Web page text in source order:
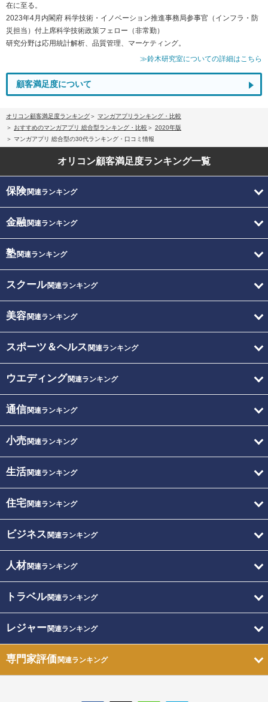
在に至る。
2023年4月内閣府 科学技術・イノベーション推進事務局参事官（インフラ・防
災担当）付上席科学技術政策フェロー（非常勤）
研究分野は応用統計解析、品質管理、マーケティング。
≫鈴木研究室についての詳細はこちら
顧客満足度について
オリコン顧客満足度ランキング
マンガアプリランキング・比較
おすすめのマンガアプリ 総合型ランキング・比較
2020年版
マンガアプリ 総合型の30代ランキング・口コミ情報
オリコン顧客満足度ランキング一覧
保険関連ランキング
金融関連ランキング
塾関連ランキング
スクール関連ランキング
美容関連ランキング
スポーツ＆ヘルス 関連ランキング
ウエディング関連ランキング
通信関連ランキング
小売関連ランキング
生活関連ランキング
住宅関連ランキング
ビジネス 関連ランキング
人材関連ランキング
トラベル関連ランキング
レジャー関連ランキング
専門家評価関連ランキング